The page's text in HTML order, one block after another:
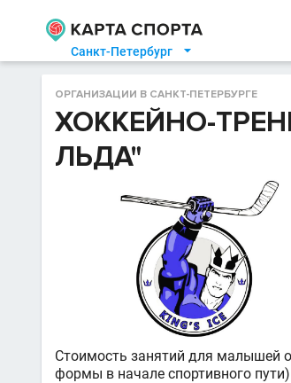
Санкт-Петербург 
ОРГАНИЗАЦИИ В САНКТ-ПЕТЕРБУРГЕ
ХОККЕЙНО-
ЛЬДА"
Стоимость занятий для малышей
формы в начале спортивного